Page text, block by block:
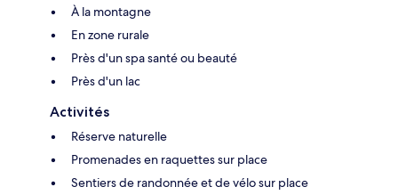
À la montagne
En zone rurale
Près d'un spa santé ou beauté
Près d'un lac
Activités
Réserve naturelle
Promenades en raquettes sur place
Sentiers de randonnée et de vélo sur place